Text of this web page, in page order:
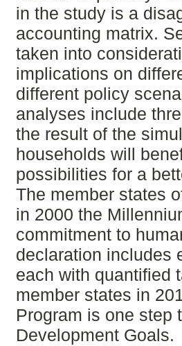
in the study is a
accounting matrix.
taken into
implications on
different policy
analyses include
the result of the
households will
possibilities for a
The member states
in 2000 the
commitment to
declaration includes
each with quantified
member states in
Program is one step
Development Goals.